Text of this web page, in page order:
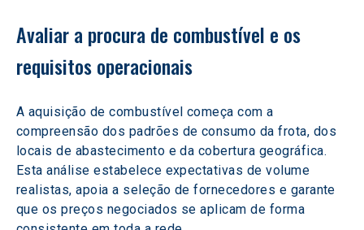
Avaliar a procura de combustível e os
requisitos operacionais
A aquisição de combustível começa com a
compreensão dos padrões de consumo da frota, dos
locais de abastecimento e da cobertura geográfica.
Esta análise estabelece expectativas de volume
realistas, apoia a seleção de fornecedores e garante
que os preços negociados se aplicam de forma